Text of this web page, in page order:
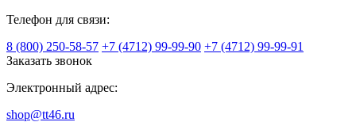
Телефон для связи:
8 (800) 250-58-57 +7 (4712) 99-99-90 +7 (4712) 99-99-91
Заказать звонок
Электронный адрес:
shop@tt46.ru